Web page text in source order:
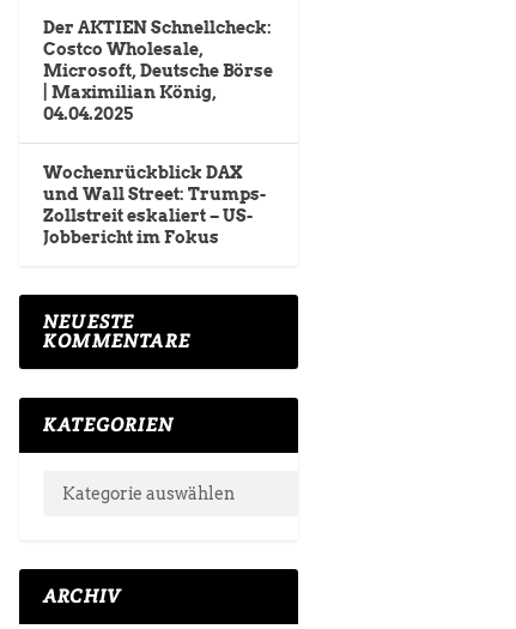
Der AKTIEN Schnellcheck:
Costco Wholesale,
Microsoft, Deutsche Börse
| Maximilian König,
04.04.2025
Wochenrückblick DAX
und Wall Street: Trumps-
Zollstreit eskaliert – US-
Jobbericht im Fokus
NEUESTE
KOMMENTARE
KATEGORIEN
ARCHIV